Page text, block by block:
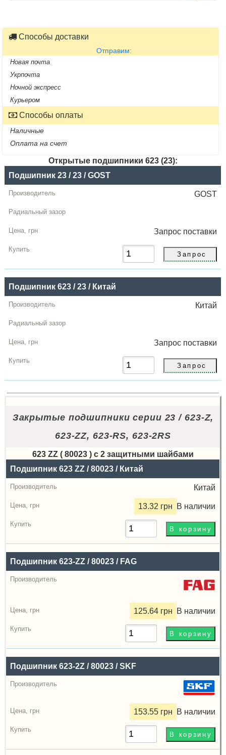
Способы доставки
Отправим:
Новая почта
Укрпочта
Ночной экспресс
Курьером
Способы оплаты
Наличные
Оплата на счет
Открытые подшипники 623 (23):
Название
Производитель
Радиальный
грн
Купить
Подшипник 23 / 23 / GOST
GOST
Запрос поставки
Подшипник 623 / 23 / Китай
Китай
Запрос поставки
Закрытые подшипники серии 23 / 623-Z,
623-ZZ, 623-RS, 623-2RS
623 ZZ ( 80023 ) с 2 защитными шайбами
Назва
Производитель
Радиальный
грн
Купить
Подшипник 623 ZZ / 80023 / Китай
Китай
13.32 грн В наличии
Подшипник 623-ZZ / 80023 / FAG
125.64 грн В наличии
Подшипник 623-2Z / 80023 / SKF
153.55 грн В наличии